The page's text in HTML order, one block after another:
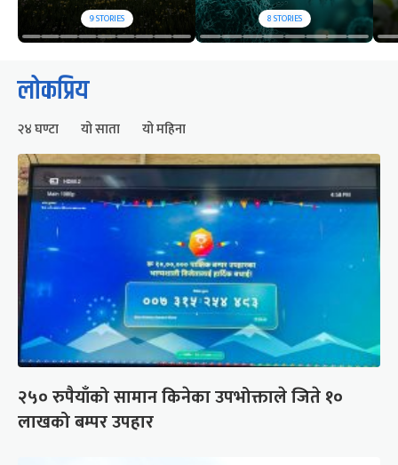
9STORIES 8STORIES
लोकप्रिय
२४ घण्टा यो साता यो महिना
२५० रुपैयाँको सामान किनेका उपभोक्ताले जिते १०
लाखको बम्पर उपहार